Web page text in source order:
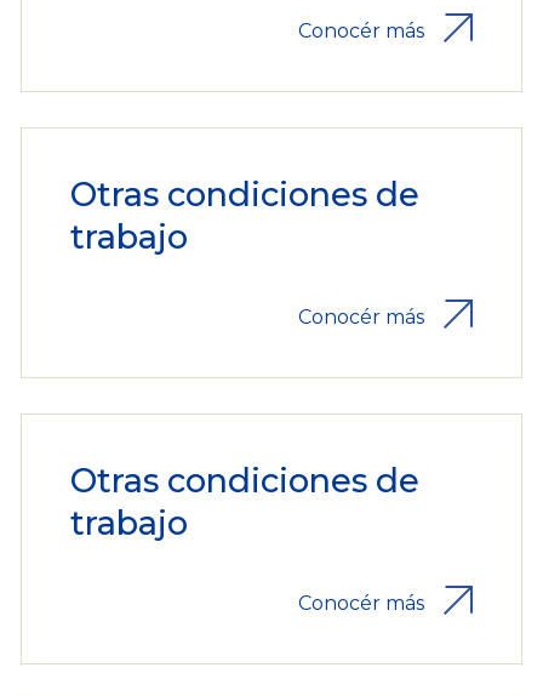
Conocér más
Otras condiciones de
trabajo
Conocér más
Otras condiciones de
trabajo
Conocér más